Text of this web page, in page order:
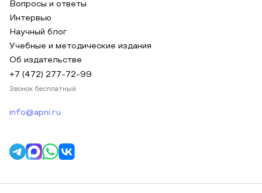
Вопросы и ответы
Интервью
Научный блог
Учебные и методические издания
Об издательстве
+7 (472) 277-72-99
Звонок бесплатный
info@apni.ru